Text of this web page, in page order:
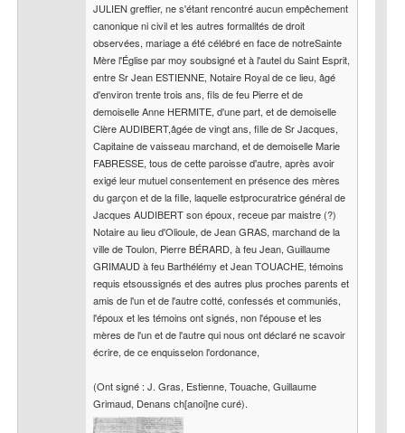
JULIEN greffier, ne s'étant rencontré aucun empêchement
canonique ni civil et les autres formalités de droit
observées, mariage a été célébré en face de notreSainte
Mère l'Église par moy soubsigné et à l'autel du Saint Esprit,
entre Sr Jean ESTIENNE, Notaire Royal de ce lieu, âgé
d'environ trente trois ans, fils de feu Pierre et de
demoiselle Anne HERMITE, d'une part, et de demoiselle
Clère AUDIBERT,âgée de vingt ans, fille de Sr Jacques,
Capitaine de vaisseau marchand, et de demoiselle Marie
FABRESSE, tous de cette paroisse d'autre, après avoir
exigé leur mutuel consentement en présence des mères
du garçon et de la fille, laquelle estprocuratrice général de
Jacques AUDIBERT son époux, receue par maistre (?)
Notaire au lieu d'Olioule, de Jean GRAS, marchand de la
ville de Toulon, Pierre BÉRARD, à feu Jean, Guillaume
GRIMAUD à feu Barthélémy et Jean TOUACHE, témoins
requis etsoussignés et des autres plus proches parents et
amis de l'un et de l'autre cotté, confessés et communiés,
l'époux et les témoins ont signés, non l'épouse et les
mères de l'un et de l'autre qui nous ont déclaré ne scavoir
écrire, de ce enquisselon l'ordonance,
(Ont signé : J. Gras, Estienne, Touache, Guillaume
Grimaud, Denans ch[anoi]ne curé).